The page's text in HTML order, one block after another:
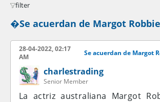
filter
�Se acuerdan de Margot
28-04-2022, 02:17
AM
Se acuerdan de Margot
charlestrading
Senior Member
La actriz australiana Margot